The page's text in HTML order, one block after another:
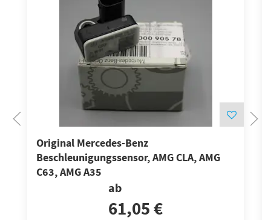
Original Mercedes-Benz
Beschleunigungssensor, AMG CLA, AMG
C63, AMG A35
ab
61,05 €